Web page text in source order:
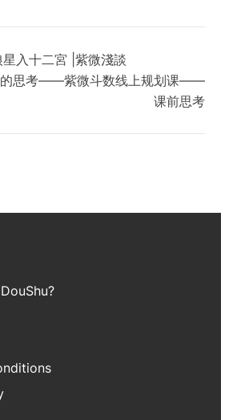
星入十二宮 |紫微淺談
的思考——紫微斗数线上规划课——
课前思考
DouShu?